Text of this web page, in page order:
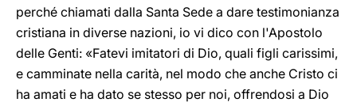
perché chiamati dalla Santa Sede a dare testimonianza
cristiana in diverse nazioni, io vi dico con l'Apostolo
delle Genti: «Fatevi imitatori di Dio, quali figli carissimi,
e camminate nella carità, nel modo che anche Cristo ci
ha amati e ha dato se stesso per noi, offrendosi a Dio